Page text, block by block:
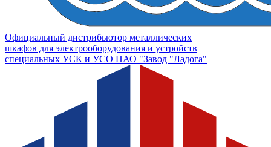
Официальный дистрибьютор металлических
шкафов для электрооборудования и устройств
специальных УСК и УСО ПАО "Завод "Ладога"